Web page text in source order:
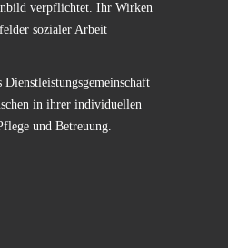
verpflichtet. Ihr Wirken
sozialer Arbeit
Dienstleistungsgemeinschaft
in ihrer individuellen
und Betreuung.